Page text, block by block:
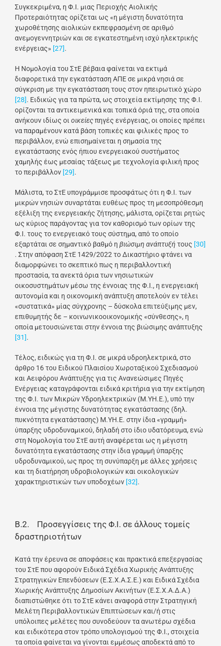
Συγκεκριμένα, η Φ.Ι. μιας Περιοχής Αιολικής
Προτεραιότητας ορίζεται ως «η μέγιστη δυνατότητα
χωροθέτησης αιολικών εκπεφρασμένη σε αριθμό
ανεμογεννητριών και σε εγκατεστημένη ισχύ ηλεκτρικής
ενέργειας» [27].
Η Νομολογία του ΣτΕ βέβαια φαίνεται να εκτιμά
διαφορετικά την εγκατάσταση ΑΠΕ σε μικρά νησιά σε
σύγκριση με την εγκατάσταση τους στον ηπειρωτικό χώρο
[28]. Ειδικώς για τα πρώτα, ως στοιχεία εκτίμησης της Φ.Ι.
ορίζονται τα αντικειμενικά και τοπικά όριά της, στα οποία
ανήκουν ιδίως οι οικείεςπηγές ενέργειας, οι οποίες πρέπει
να παραμένουν κατά βάση τοπικές και φιλικές προς το
περιβάλλον, ενώ επισημαίνεται η σημασία της
εγκατάστασης ενός ήπιου ενεργειακού συστήματος
χαμηλής έως μεσαίας τάξεως με τεχνολογία φιλική προς
το περιβάλλον [29].
Μάλιστα, το ΣτΕ υπογράμμισε προσφάτως ότι η Φ.Ι. των
μικρών νησιών συναρτάται ευθέως προς τη μεσοπρόθεσμη
εξέλιξη της ενεργειακής ζήτησης, μάλιστα, ορίζεται ρητώς
ως κύριος παράγοντας για τον καθορισμό των ορίων της
Φ.Ι. τους το ενεργειακό τους σύστημα, από το οποίο
εξαρτάται σε σημαντικό βαθμό η βιώσιμη ανάπτυξή τους [30]
. Στην απόφαση ΣτΕ 1429/2022 το Δικαστήριο φτάνει να
διαμορφώνει το σκεπτικό πως η περιβαλλοντική
προστασία, τα ανεκτά όρια των νησιωτικών
οικοσυστημάτων μέσω της έννοιας της Φ.Ι., η ενεργειακή
αυτονομία και η οικονομική ανάπτυξη αποτελούν εν τέλει
«συστατικά» μίας σύγχρονης – δύσκολα επιτεύξιμης μεν,
επιθυμητής δε – κοινωνικοοικονομικής «σύνθεσης», η
οποία μετουσιώνεται στην έννοια της βιώσιμης ανάπτυξης
[31].
Τέλος, ειδικώς για τη Φ.Ι. σε μικρά υδροηλεκτρικά, στο
άρθρο 16 του Ειδικού Πλαισίου Χωροταξικού Σχεδιασμού
και Αειφόρου Ανάπτυξης για τις Ανανεώσιμες Πηγές
Ενέργειας καταγράφονται ειδικά κριτήρια για την εκτίμηση
της Φ.Ι. των Μικρών Υδροηλεκτρικών (Μ.ΥΗ.Ε.), υπό την
έννοια της μέγιστης δυνατότητας εγκατάστασης (δηλ.
πυκνότητα εγκατάστασης) Μ.ΥΗ.Ε. στην ίδια «γραμμή»
ύπαρξης υδροδυναμικού, δηλαδή στο ίδιο υδατόρευμα, ενώ
στη Νομολογία του ΣτΕ αυτή αναφέρεται ως η μέγιστη
δυνατότητα εγκατάστασης στην ίδια γραμμή ύπαρξης
υδροδυναμικού, ως προς τη συνύπαρξη με άλλες χρήσεις
και τη διατήρηση υδροβιολογικών και οικολογικών
χαρακτηριστικών των υποδοχέων [32].
Β.2. Προσεγγίσεις της Φ.Ι. σε άλλους τομείς
δραστηριοτήτων
Κατά την έρευνα σε αποφάσεις και πρακτικά επεξεργασίας
του ΣτΕ που αφορούν Ειδικά Σχέδια Χωρικής Ανάπτυξης
Στρατηγικών Επενδύσεων (Ε.Σ.Χ.Α.Σ.Ε.) και Ειδικά Σχέδια
Χωρικής Ανάπτυξης Δημοσίων Ακινήτων (Ε.Σ.Χ.Α.Δ.Α.)
διαπιστώθηκε ότι το ΣτΕ κάνει αναφορά στην Στρατηγική
Μελέτη Περιβαλλοντικών Επιπτώσεων και/ή στις
υπόλοιπες μελέτες που συνοδεύουν τα ανωτέρω σχέδια
και ειδικότερα στον τρόπο υπολογισμού της Φ.Ι., στοιχεία
τα οποία φαίνεται να γίνονται εμμέσως αποδεκτά από το